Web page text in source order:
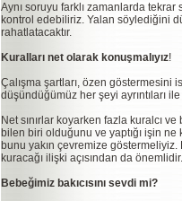
Aynı soruyu farklı zamanlarda tekrar
kontrol edebiliriz. Yalan söylediğini
rahatlatacaktır.
Kuralları net olarak konuşmalıyız!
Çalışma şartları, özen
düşündüğümüz her şeyi ayrıntıları
Net sınırlar koyarken fazla kuralcı
bilen biri olduğunu ve yaptığı işin ne
bunu yakın çevremize göstermeliyiz.
kuracağı ilişki açısından da önemlidir.
Bebeğimiz bakıcısını sevdi mi?